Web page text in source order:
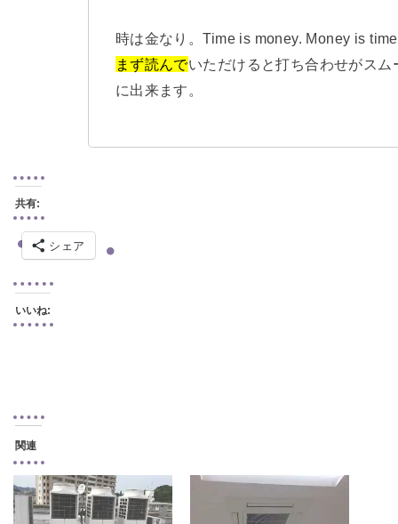
時は金なり。Time is money. Money is
まず読んでいただけると打ち合わせがスム
に出来ます。
共有:
シェア
いいね:
関連